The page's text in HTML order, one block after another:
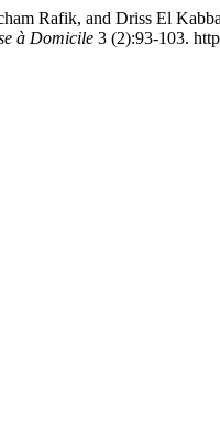
Rafik, and Driss El
à Domicile 3 (2):93-103.